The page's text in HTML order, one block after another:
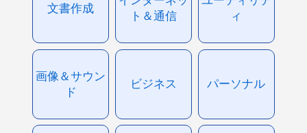
文書作成
ト＆通信
ィ
画像＆サウン
ド
ビジネス パーソナル